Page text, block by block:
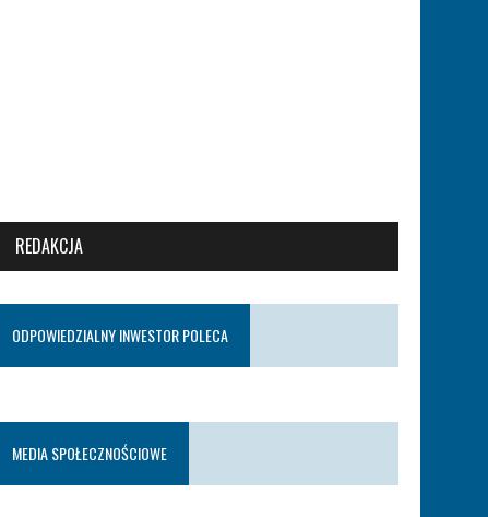
REDAKCJA
ODPOWIEDZIALNY INWESTOR POLECA
MEDIA SPOŁECZNOŚCIOWE